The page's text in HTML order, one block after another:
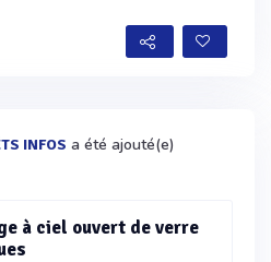
INFOS a été ajouté(e)
à ciel ouvert de verre